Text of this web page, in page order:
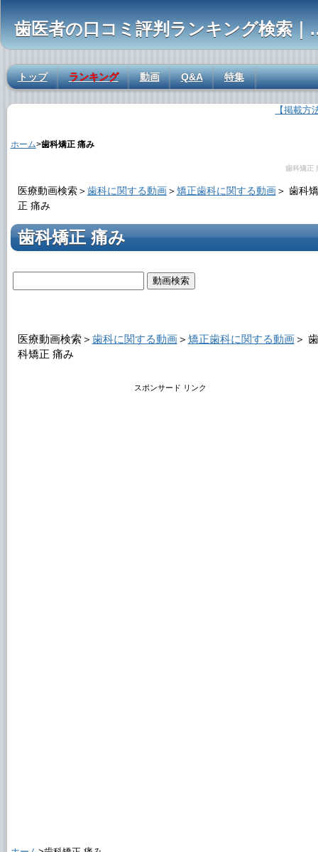
歯医者の口コ
トップ ランキング 動画 Q&A 特集
【掲載方
ホーム>歯科矯正 痛み
歯科矯正
医療動画検索＞歯科に関する動画＞矯正歯科に関する動画＞ 歯科矯
正 痛み
歯科矯正 痛み
医療動画検索＞ 歯科に関する動画＞ 矯正歯科に関する動画＞ 歯
科矯正 痛み
スポンサード リンク